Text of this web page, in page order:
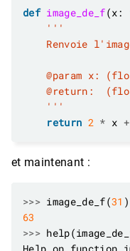
def image_de_f(x:
    '''
return 2 * x +
et maintenant :
>>> image_de_f(31
63
>>>